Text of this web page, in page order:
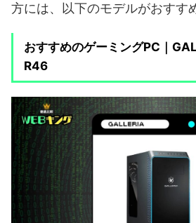
方には、以下のモデルがおすす
おすすめのゲーミングPC｜
R46